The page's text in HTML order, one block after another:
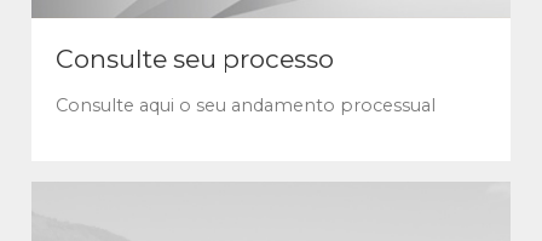
Consulte seu processo
Consulte aqui o seu andamento processual